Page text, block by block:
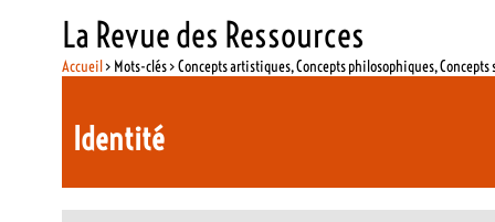
La Revue des Ressources
Accueil> Mots-clés > Concepts artistiques, Concepts philosophiques,
Identité